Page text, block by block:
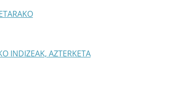
INDIZEAK, AZTERKETA